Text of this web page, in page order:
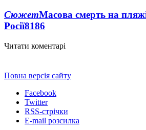
СюжетМасова смерть на
Росії8186
Читати коментарі
Повна версія сайту
Facebook
Twitter
RSS-стрічки
E-mail розсилка